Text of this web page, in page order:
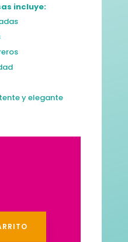
incluye:
y elegante